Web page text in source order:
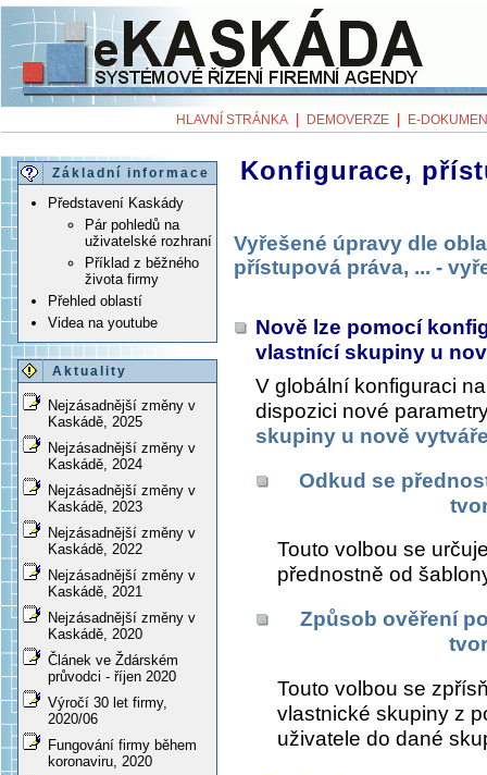
HLAVNÍ STRÁNKA DEMOVERZE E-
Základní informace
Představení Kaskády
Pár pohledů na
uživatelské rozhraní
Příklad z běžného
života firmy
Přehled oblastí
Videa na youtube
Aktuality
Nejzásadnější změny v
Kaskádě, 2025
Nejzásadnější změny v
Kaskádě, 2024
Nejzásadnější změny v
Kaskádě, 2023
Nejzásadnější změny v
Kaskádě, 2022
Nejzásadnější změny v
Kaskádě, 2021
Nejzásadnější změny v
Kaskádě, 2020
Článek ve Ždárském
průvodci - říjen 2020
Výročí 30 let firmy,
2020/06
Fungování firmy během
koronaviru, 2020
Konfigurace,
Vyřešené úpravy dle
přístupová práva, ... -
Nově lze pomocí
vlastnící skupiny u
V globální konfiguraci
dispozici nové
skupiny u nově
Odkud se
Touto volbou se
přednostně od
Způsob ověření
Touto volbou se
vlastnické skupiny z
uživatele do dané